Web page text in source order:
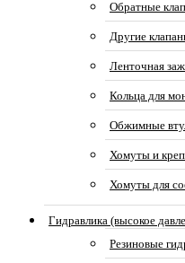
Обратные
Другие
Ленточная
Кольца для
Обжимные
Хомуты и
Хомуты для
Гидравлика (высокое
Резиновые